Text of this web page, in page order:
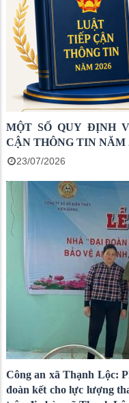
MỘT SỐ QUY ĐỊNH
CẬN THÔNG TIN NĂM
23/07/2026
Công an xã Thạnh Lộc:
đoàn kết cho lực lượng